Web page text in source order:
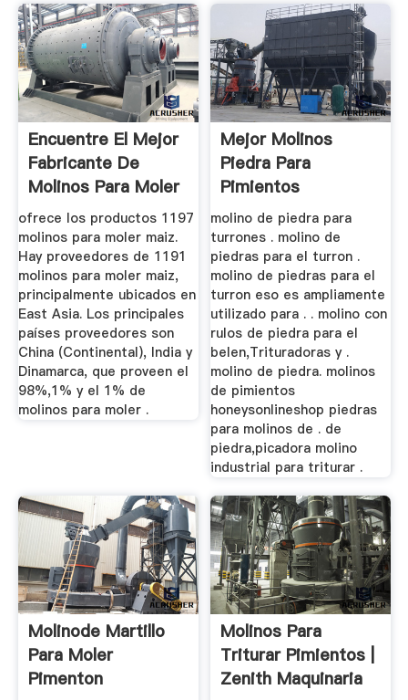
Encuentre El Mejor
Fabricante De
Molinos Para Moler
Maiz Y ...
ofrece los productos 1197
molinos para moler maiz.
Hay proveedores de 1191
molinos para moler maiz,
principalmente ubicados en
East Asia. Los principales
países proveedores son
China (Continental), India y
Dinamarca, que proveen el
98%,1% y el 1% de
molinos para moler .
Mejor Molinos
Piedra Para
Pimientos
molino de piedra para
turrones . molino de
piedras para el turron .
molino de piedras para el
turron eso es ampliamente
utilizado para . . molino con
rulos de piedra para el
belen,Trituradoras y .
molino de piedra. molinos
de pimientos
honeysonlineshop piedras
para molinos de . de
piedra,picadora molino
industrial para triturar .
Molinode Martillo
Para Moler
Pimenton
Molinos Para
Triturar Pimientos |
Zenith Maquinaria